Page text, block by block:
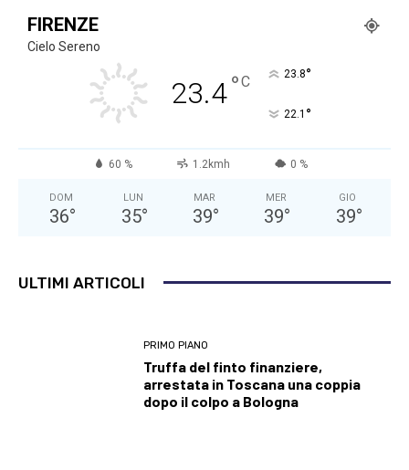
FIRENZE
Cielo Sereno
23.4°C 23.8°
22.1 °
60 % 1.2kmh 0 %
DOM
36°
LUN
35°
MAR
39°
MER
39°
GIO
39°
ULTIMI ARTICOLI
PRIMO PIANO
Truffa del finto finanziere,
arrestata in Toscana una coppia
dopo il colpo a Bologna